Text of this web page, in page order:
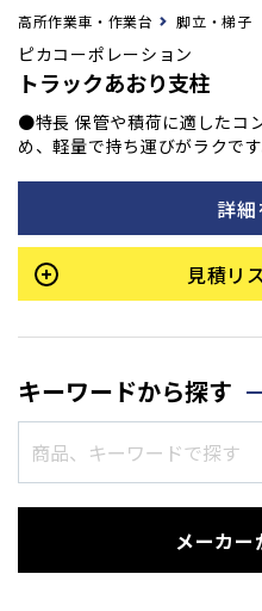
キーワードから探す
メーカー
高所作業車・作業台 脚立・梯子
ピカコーポレーション
トラックあおり支柱
●特長 保管や積荷に適したコ
め、軽量で持ち運びがラクで
詳細
見積リ